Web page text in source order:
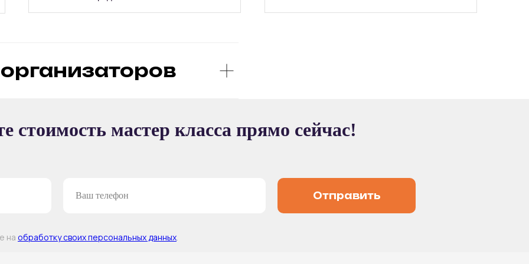
стоимость мастер класса прямо сейчас!
Отправить
на обработку своих персональных данных.
КЛАССА